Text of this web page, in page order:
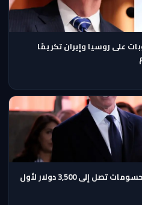
على روسيا وإيران تكريمًا
نيوسوم يهاجم ترامب ويطلق حسومات تصل إلى 3,500 دولار لأول